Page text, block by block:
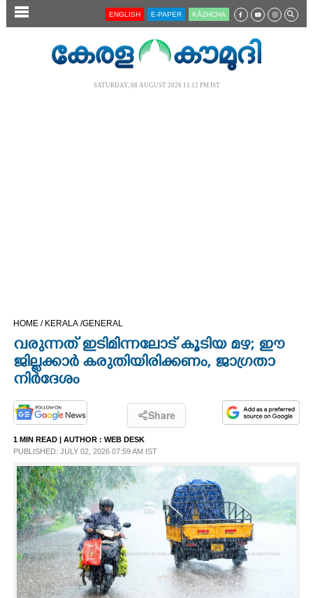
SECTIONS
CINEMA
OPINION
PHOTOS
LIFESTYLE
SPIRITUAL
INFO+
ART
ENGLISH E-PAPER KĀZHCHA
SATURDAY, 08 AUGUST 2026 11.12 PM IST
HOME / KERALA /GENERAL
വരുന്നത് ഇടിമിന്നലോട് കൂടിയ മഴ; ഈ
ജില്ലക്കാർ കരുതിയിരിക്കണം, ജാഗ്രതാ
നിർദേശം
Share
1 MIN READ | AUTHOR : WEB DESK
PUBLISHED: JULY 02, 2026 07:59 AM IST